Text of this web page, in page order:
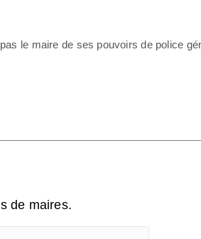
le maire de ses pouvoirs de police
de maires.